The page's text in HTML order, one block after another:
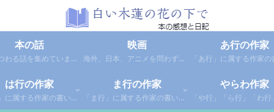
本の話
本にまつわる話を集めています。1年間に読んだ本の総括や、本に関する話題など。
映画
海外、日本、アニメを問わず映画の感想（レビュー）を綴っています。
あ行の作家
は行の作家
「は行」に属する作家の書いた本の感想です。さらに「は」「ひ」「ふ」「へ」「ほ」に分類していあります。お好きな作家の作品を探してみてください。
ま行の作家
「ま行」に属する作家の書いた本の感想です。さらに「ま」「み」「む」「め」「も」に分類していあります。お好きな作家の作品を探してみてください。
やらわ作家